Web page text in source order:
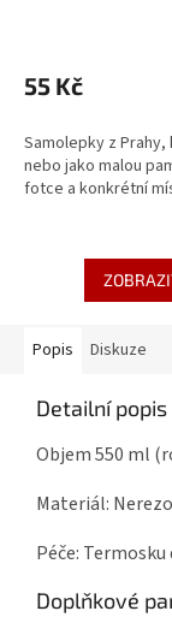
55 Kč
Samolepky z
nebo jako malou
fotce a konkrétní
Popis Diskuze
Detailní
Objem 550 ml
Materiál:
Péče:
Doplňkové